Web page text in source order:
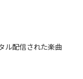
ル配信された楽曲